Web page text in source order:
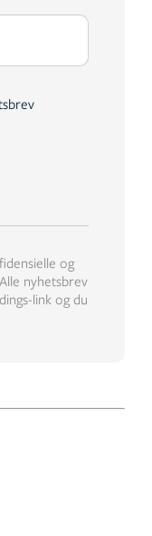
og
nyhetsbrev
link og du